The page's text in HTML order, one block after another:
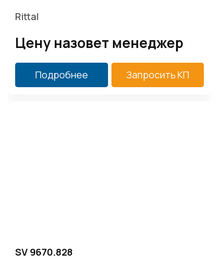
Rittal
Цену назовет менеджер
Подробнее Запросить КП
SV 9670.828